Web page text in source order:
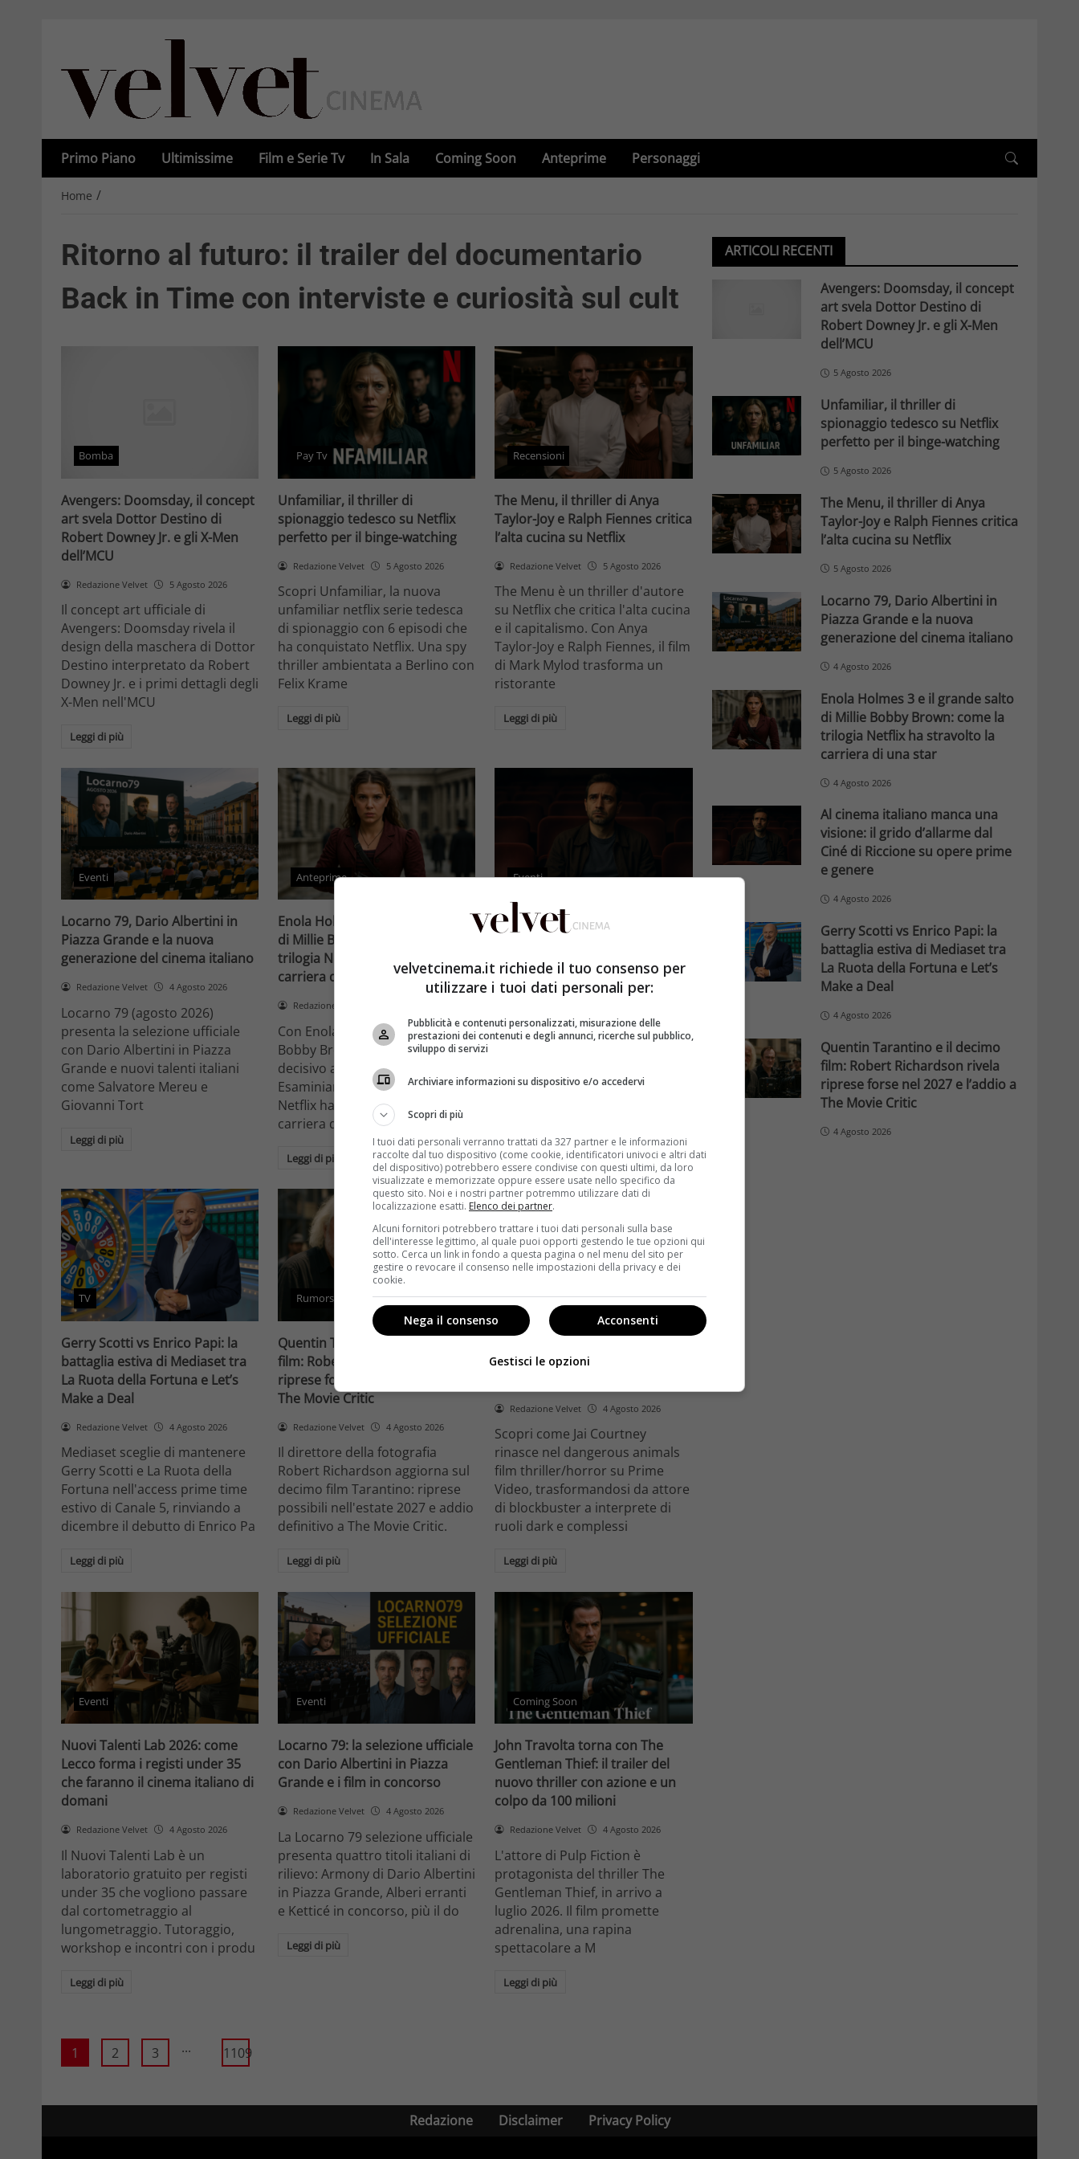
Primo Piano Ultimissime Film e Serie Tv In Sala Coming Soon Anteprime Personaggi
Home /
Ritorno al futuro: il trailer del documentario
Back in Time con interviste e curiosità sul cult
Bomba
Avengers: Doomsday, il concept
art svela Dottor Destino di
Robert Downey Jr. e gli X-Men
dell’MCU
Redazione Velvet 5 Agosto 2026
Il concept art ufficiale di
Avengers: Doomsday rivela il
design della maschera di Dottor
Destino interpretato da Robert
Downey Jr. e i primi dettagli degli
X-Men nell'MCU
Leggi di più
Pay Tv
Unfamiliar, il thriller di
spionaggio tedesco su Netflix
perfetto per il binge-watching
Redazione Velvet 5 Agosto 2026
Scopri Unfamiliar, la nuova
unfamiliar netflix serie tedesca
di spionaggio con 6 episodi che
ha conquistato Netflix. Una spy
thriller ambientata a Berlino con
Felix Krame
Leggi di più
Recensioni
The Menu, il thriller di Anya
Taylor-Joy e Ralph Fiennes critica
l’alta cucina su Netflix
Redazione Velvet 5 Agosto 2026
The Menu è un thriller d'autore
su Netflix che critica l'alta cucina
e il capitalismo. Con Anya
Taylor-Joy e Ralph Fiennes, il film
di Mark Mylod trasforma un
ristorante
Leggi di più
Eventi
Locarno 79, Dario Albertini in
Piazza Grande e la nuova
generazione del cinema italiano
Redazione Velvet 4 Agosto 2026
Locarno 79 (agosto 2026)
presenta la selezione ufficiale
con Dario Albertini in Piazza
Grande e nuovi talenti italiani
come Salvatore Mereu e
Giovanni Tort
Leggi di più
Anteprime
Enola Holmes 3 e il grande salto
di Millie Bobby Brown: come la
trilogia Netflix ha stravolto la
carriera di una star
Redazione Velvet
Con Enola Holmes 3, Millie
Bobby Brown compie un salto
decisivo a Hollywood.
Esaminiamo come la trilogia
Netflix ha trasformato la sua
carriera da attrice
Leggi di più
Eventi
Al cinema italiano manca una
Ciné di Riccione su opere prime
e genere
Il cinema italiano opere prime
ricambio generazionale e
Leggi di più
TV
Gerry Scotti vs Enrico Papi: la
battaglia estiva di Mediaset tra
La Ruota della Fortuna e Let’s
Make a Deal
Redazione Velvet 4 Agosto 2026
Mediaset sceglie di mantenere
Gerry Scotti e La Ruota della
Fortuna nell'access prime time
estivo di Canale 5, rinviando a
dicembre il debutto di Enrico Pa
Leggi di più
Rumors
Quentin Tarantino e il decimo
film: Robert Richardson rivela
riprese forse nel 2027 e l’addio a
The Movie Critic
Redazione Velvet 4 Agosto 2026
Il direttore della fotografia
Robert Richardson aggiorna sul
decimo film Tarantino: riprese
possibili nell'estate 2027 e addio
definitivo a The Movie Critic.
Leggi di più
Anteprime
Dangerous Animals su Prime
Redazione Velvet 4 Agosto 2026
Scopri come Jai Courtney
rinasce nel dangerous animals
film thriller/horror su Prime
Video, trasformandosi da attore
di blockbuster a interprete di
ruoli dark e complessi
Leggi di più
Eventi
Nuovi Talenti Lab 2026: come
Lecco forma i registi under 35
che faranno il cinema italiano di
domani
Redazione Velvet 4 Agosto 2026
Il Nuovi Talenti Lab è un
laboratorio gratuito per registi
under 35 che vogliono passare
dal cortometraggio al
lungometraggio. Tutoraggio,
workshop e incontri con i produ
Leggi di più
Eventi
Locarno 79: la selezione ufficiale
con Dario Albertini in Piazza
Grande e i film in concorso
Redazione Velvet 4 Agosto 2026
La Locarno 79 selezione ufficiale
presenta quattro titoli italiani di
rilievo: Armony di Dario Albertini
in Piazza Grande, Alberi erranti
e Ketticé in concorso, più il do
Leggi di più
Coming Soon
John Travolta torna con The
Gentleman Thief: il trailer del
nuovo thriller con azione e un
colpo da 100 milioni
Redazione Velvet 4 Agosto 2026
L'attore di Pulp Fiction è
protagonista del thriller The
Gentleman Thief, in arrivo a
luglio 2026. Il film promette
adrenalina, una rapina
spettacolare a M
Leggi di più
1 2 3 ... 1109
ARTICOLI RECENTI
Avengers: Doomsday, il concept
art svela Dottor Destino di
Robert Downey Jr. e gli X-Men
dell’MCU
5 Agosto 2026
Unfamiliar, il thriller di
spionaggio tedesco su Netflix
perfetto per il binge-watching
5 Agosto 2026
The Menu, il thriller di Anya
Taylor-Joy e Ralph Fiennes critica
l’alta cucina su Netflix
5 Agosto 2026
Locarno 79, Dario Albertini in
Piazza Grande e la nuova
generazione del cinema italiano
4 Agosto 2026
Enola Holmes 3 e il grande salto
di Millie Bobby Brown: come la
trilogia Netflix ha stravolto la
carriera di una star
4 Agosto 2026
Al cinema italiano manca una
visione: il grido d’allarme dal
Ciné di Riccione su opere prime
e genere
4 Agosto 2026
Gerry Scotti vs Enrico Papi: la
battaglia estiva di Mediaset tra
La Ruota della Fortuna e Let’s
Make a Deal
4 Agosto 2026
Quentin Tarantino e il decimo
film: Robert Richardson rivela
riprese forse nel 2027 e l’addio a
The Movie Critic
4 Agosto 2026
Redazione Disclaimer Privacy Policy
velvetcinema.it richiede il tuo consenso per
utilizzare i tuoi dati personali per:
Pubblicità e contenuti personalizzati, misurazione delle
prestazioni dei contenuti e degli annunci, ricerche sul pubblico,
sviluppo di servizi
Archiviare informazioni su dispositivo e/o accedervi
Scopri di più
I tuoi dati personali verranno trattati da 327 partner e le informazioni
raccolte dal tuo dispositivo (come cookie, identificatori univoci e altri dati
del dispositivo) potrebbero essere condivise con questi ultimi, da loro
visualizzate e memorizzate oppure essere usate nello specifico da
questo sito. Noi e i nostri partner potremmo utilizzare dati di
localizzazione esatti. Elenco dei partner.
Alcuni fornitori potrebbero trattare i tuoi dati personali sulla base
dell'interesse legittimo, al quale puoi opporti gestendo le tue opzioni qui
sotto. Cerca un link in fondo a questa pagina o nel menu del sito per
gestire o revocare il consenso nelle impostazioni della privacy e dei
cookie.
Acconsenti
Nega il consenso
Gestisci le opzioni